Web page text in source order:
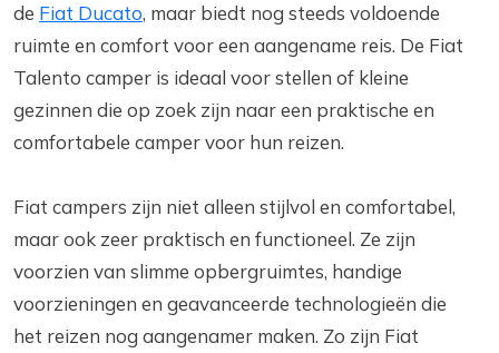
de Fiat Ducato, maar biedt nog steeds voldoende
ruimte en comfort voor een aangename reis. De Fiat
Talento camper is ideaal voor stellen of kleine
gezinnen die op zoek zijn naar een praktische en
comfortabele camper voor hun reizen.
Fiat campers zijn niet alleen stijlvol en comfortabel,
maar ook zeer praktisch en functioneel. Ze zijn
voorzien van slimme opbergruimtes, handige
voorzieningen en geavanceerde technologieën die
het reizen nog aangenamer maken. Zo zijn Fiat